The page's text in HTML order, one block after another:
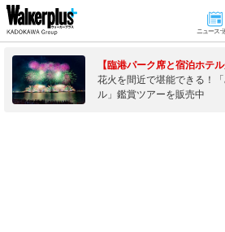
ニュース･
【臨港パーク席と宿泊ホテル
花火を間近で堪能できる！
ル」鑑賞ツアーを販売中